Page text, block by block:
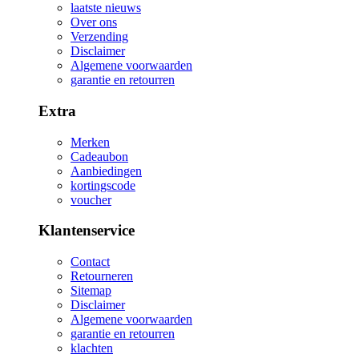
laatste nieuws
Over ons
Verzending
Disclaimer
Algemene voorwaarden
garantie en retourren
Extra
Merken
Cadeaubon
Aanbiedingen
kortingscode
voucher
Klantenservice
Contact
Retourneren
Sitemap
Disclaimer
Algemene voorwaarden
garantie en retourren
klachten